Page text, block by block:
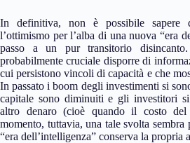
In definitiva, non è possibile sapere
l’ottimismo per l’alba di una nuova “era
passo a un pur transitorio disincanto.
probabilmente cruciale disporre di
cui persistono vincoli di capacità e che
In passato i boom degli investimenti si
capitale sono diminuiti e gli investitori
altro denaro (cioè quando il costo
momento, tuttavia, una tale svolta sembra
“era dell’intelligenza” conserva la propria